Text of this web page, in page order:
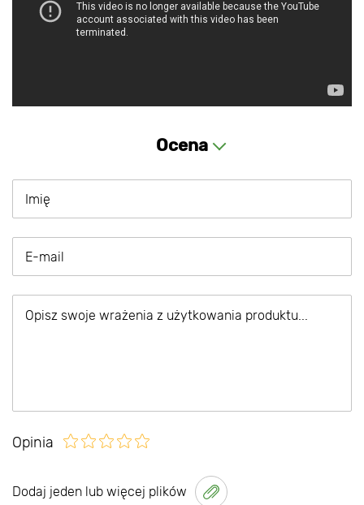
Ocena
Opinia
Dodaj jeden lub więcej plików